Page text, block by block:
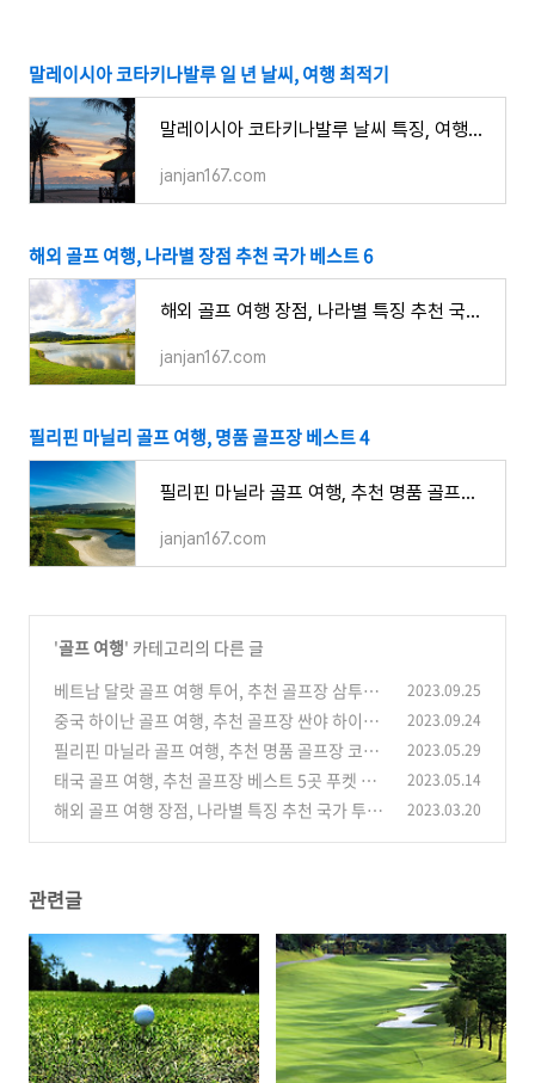
말레이시아 코타키나발루 일 년 날씨, 여행 최적기
말레이시아 코타키나발루 날씨 특징, 여행하기 좋은 시기, 우기 건기
janjan167.com
해외 골프 여행, 나라별 장점 추천 국가 베스트 6
해외 골프 여행 장점, 나라별 특징 추천 국가 투어 패키지 베스트 6
janjan167.com
필리핀 마닐리 골프 여행, 명품 골프장 베스트 4
필리핀 마닐라 골프 여행, 추천 명품 골프장 코스 베스트 4
janjan167.com
'골프 여행' 카테고리의 다른 글
베트남 달랏 골프 여행 투어, 추천 골프장 삼투엔
람 팰리스 더달랏 1200
(0)
2023.09.25
중국 하이난 골프 여행, 추천 골프장 싼야 하이커
우 지역 베스트 5 (0)
2023.09.24
필리핀 마닐라 골프 여행, 추천 명품 골프장 코스
베스트 4
(0)
2023.05.29
태국 골프 여행, 추천 골프장 베스트 5곳 푸켓 치
앙마이 후아힌 방콕
(0)
2023.05.14
해외 골프 여행 장점, 나라별 특징 추천 국가 투어
2023.03.20
관련글